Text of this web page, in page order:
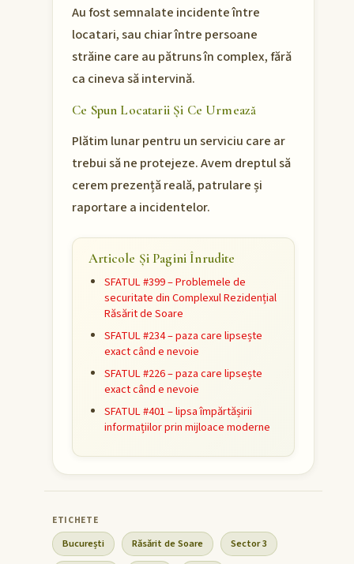
Au fost semnalate incidente între
locatari, sau chiar între persoane
străine care au pătruns în complex, fără
ca cineva să intervină.
Ce Spun Locatarii Și Ce Urmează
Plătim lunar pentru un serviciu care ar
trebui să ne protejeze. Avem dreptul să
cerem prezență reală, patrulare și
raportare a incidentelor.
Articole Și Pagini Înrudite
SFATUL #399 – Problemele de
securitate din Complexul Rezidențial
Răsărit de Soare
SFATUL #234 – paza care lipsește
exact când e nevoie
SFATUL #226 – paza care lipsește
exact când e nevoie
SFATUL #401 – lipsa împărtășirii
informațiilor prin mijloace moderne
București Răsărit de Soare Sector 3